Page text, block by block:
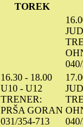
TOREK
16.30 - 18.00
U10 - U12
TRENER:
PRŠA GORAN
031/354-713